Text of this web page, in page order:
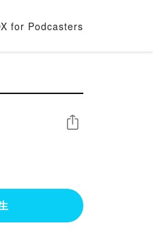
for Podcasters
シェア